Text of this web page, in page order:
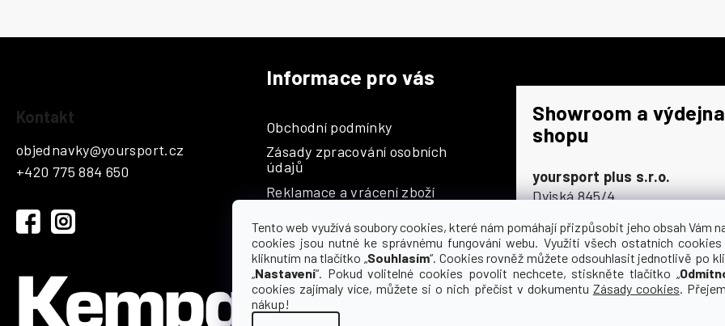
Tento web využívá soubory cookies, které nám pomáhají přizpůsobit jeho obsah Vám
cookies jsou nutné ke správnému fungování webu. Využití všech ostatních
kliknutím na tlačítko „Souhlasím“. Cookies rovněž můžete odsouhlasit jednotlivě po
„Nastavení“. Pokud volitelné cookies povolit nechcete, stiskněte tlačítko „
cookies zajímaly více, můžete si o nich přečíst v dokumentu Zásady cookies.
nákup!
Kontakt
objednavky@yoursport.cz
+420 775 884 650
Informace pro vás
Obchodní podmínky
Zásady zpracování osobních
údajů
Reklamace a vrácení zboží
Hodnocení
Kontakty a spolupráce
Showroom a
shopu
yoursport plus s.r.o.
Dyjská 845/4
Po - Čt
9:00 - 16:30
Pá
9:00 - 15:30
So
zavřeno
zavřeno